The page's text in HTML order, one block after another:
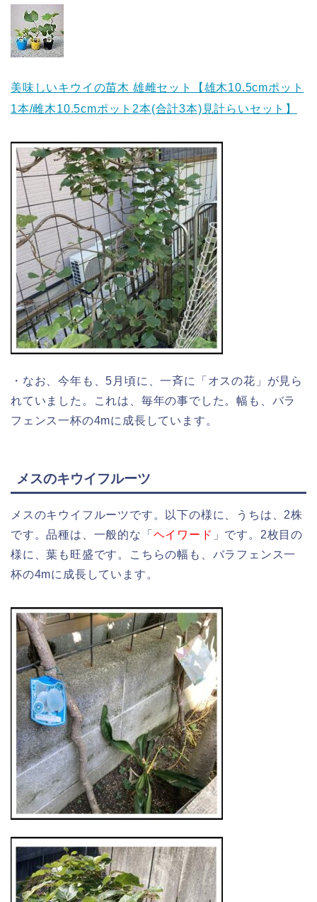
美味しいキウイの苗木 雄雌セット【雄木10.5cmポット
1本/雌木10.5cmポット2本(合計3本)見計らいセット】
・なお、今年も、5月頃に、一斉に「オスの花」が見ら
れていました。これは、毎年の事でした。幅も、バラ
フェンス一杯の4mに成長しています。
メスのキウイフルーツ
メスのキウイフルーツです。以下の様に、うちは、2株
です。品種は、一般的な「 ヘイワード 」です。2枚目の
様に、葉も旺盛です。こちらの幅も、バラフェンス一
杯の4mに成長しています。